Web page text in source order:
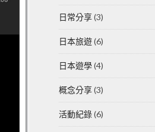
日常分享(3)
日本旅遊(6)
日本遊學(4)
概念分享(3)
活動紀錄(6)